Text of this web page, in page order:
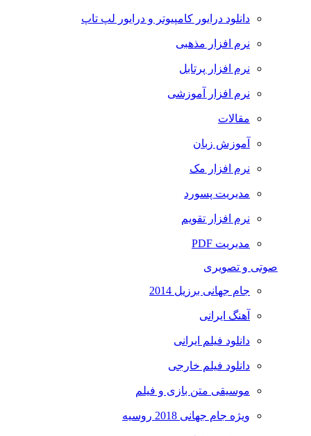
دانلود درایور کامپیوتر و درایور لپ تاپ
نرم افزار مذهبی
نرم افزار پرتابل
نرم افزار آموزشی
مقالات
آموزش زبان
نرم افزار مک
مدیریت پسورد
نرم افزار تقویم
مدیریت PDF
صوتی و تصویری
جام جهانی برزیل 2014
آهنگ ایرانی
دانلود فیلم ایرانی
دانلود فیلم خارجی
موسیقی متن بازی و فیلم
ویژه جام جهانی 2018 روسیه